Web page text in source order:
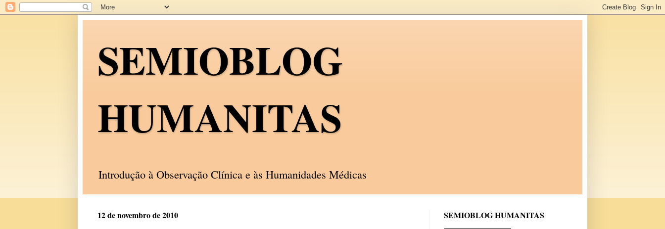
SEMIOBLOG
HUMANITAS
Introdução à Observação Clínica e às Humanidades Médicas
12 de novembro de 2010 SEMIOBLOG HUMANITAS